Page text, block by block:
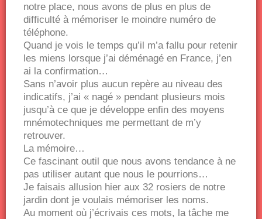
notre place, nous avons de plus en plus de
difficulté à mémoriser le moindre numéro de
téléphone.
Quand je vois le temps qu’il m’a fallu pour retenir
les miens lorsque j’ai déménagé en France, j’en
ai la confirmation…
Sans n’avoir plus aucun repère au niveau des
indicatifs, j’ai « nagé » pendant plusieurs mois
jusqu’à ce que je développe enfin des moyens
mnémotechniques me permettant de m’y
retrouver.
La mémoire…
Ce fascinant outil que nous avons tendance à ne
pas utiliser autant que nous le pourrions…
Je faisais allusion hier aux 32 rosiers de notre
jardin dont je voulais mémoriser les noms.
Au moment où j’écrivais ces mots, la tâche me